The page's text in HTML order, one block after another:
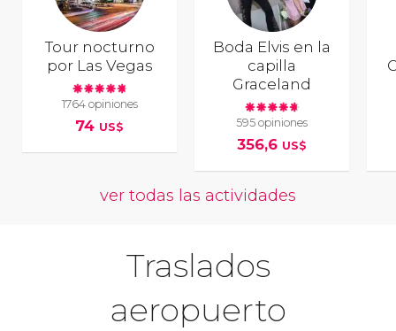
Tour nocturno
por Las Vegas
1764 opiniones
74 US$
Boda Elvis en la
capilla
Graceland
595 opiniones
356,6 US$
ver todas las actividades
Traslados
aeropuerto